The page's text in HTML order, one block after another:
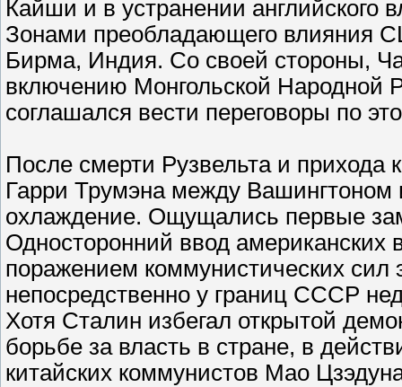
Кайши и в устранении английского
Зонами преобладающего влияния
Бирма, Индия. Со своей стороны,
включению Монгольской Народной
соглашался вести переговоры по
После смерти Рузвельта и прихода
Гарри Трумэна между
охлаждение. Ощущались первые
Односторонний ввод американских
поражением коммунистических сил
непосредственно у границ СССР
Хотя Сталин избегал открытой
борьбе за власть в стране, в
китайских коммунистов Мао